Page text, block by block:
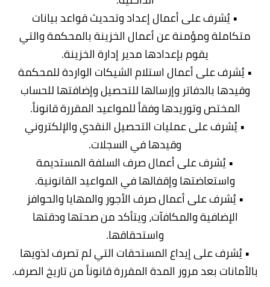
• يُشرف على أعمال إعداد وتحديث قواعد بيانات
متكاملة ومؤمنة عن أعمال الخزينة بالمحكمة والتي
يقوم بإعدادها مدير إدارة الخزينة.
• يُشرف على أعمال استلام الشيكات الواردة للمحكمة
وقيدها بالدفاتر وإرسالها للتحصيل وإضافتها للحساب
المختص وتوريدها وفقاً للمواعيد المقررة قانوناً.
• يُشرف على عمليات التحصيل النقدي والإلكتروني
وقيدها في السجلات.
• يُشرف على أعمال صرف السلفة المستديمة
واستعاضتها وإقفالها في المواعيد القانونية.
• يُشرف على أعمال صرف الأجور والمهايا والحوافز
الإضافية والمكافآت، ويتأكد من صحتها ودقتها
واستحقاقها.
• يُشرف على إيداع المستحقات التي لم تصرف لذويها
بالأمانات بعد مرور المدة المقررة قانوناً من تاريخ الصرف.